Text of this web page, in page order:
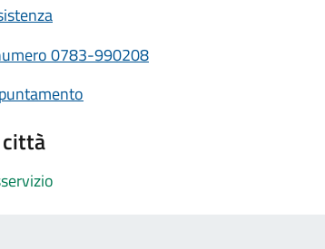
0783-990208